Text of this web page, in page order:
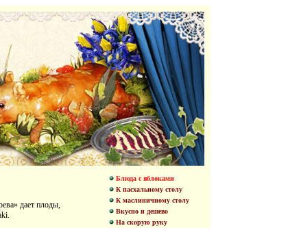
дает плоды,
Блюда с яблоками
К пасхальному столу
К маслиничному столу
Вкусно и дешево
На скорую руку